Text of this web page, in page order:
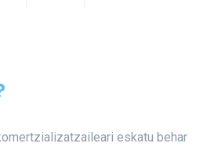
eskatu behar